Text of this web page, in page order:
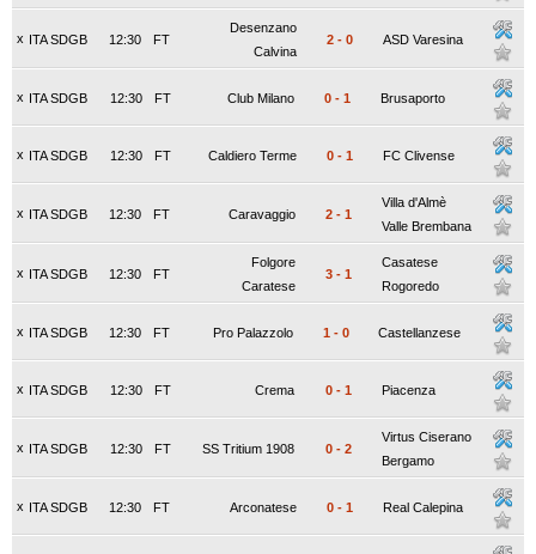
x ITA SDGB FT
12:30
Desenzano
Calvina
2 - 0 ASD Varesina
x ITA SDGB FT
12:30 Club Milano 0 - 1 Brusaporto
x ITA SDGB FT
12:30 Caldiero Terme 0 - 1 FC Clivense
x ITA SDGB FT
12:30 Caravaggio 2 - 1
Villa d'Almè
Valle Brembana
x ITA SDGB FT
12:30
Folgore
Caratese
3 - 1
Casatese
Rogoredo
x ITA SDGB FT
12:30 Pro Palazzolo 1 - 0 Castellanzese
x ITA SDGB FT
12:30 Crema 0 - 1 Piacenza
x ITA SDGB FT
12:30 SS Tritium 1908 0 - 2
Virtus Ciserano
Bergamo
x ITA SDGB FT
12:30 Arconatese 0 - 1 Real Calepina